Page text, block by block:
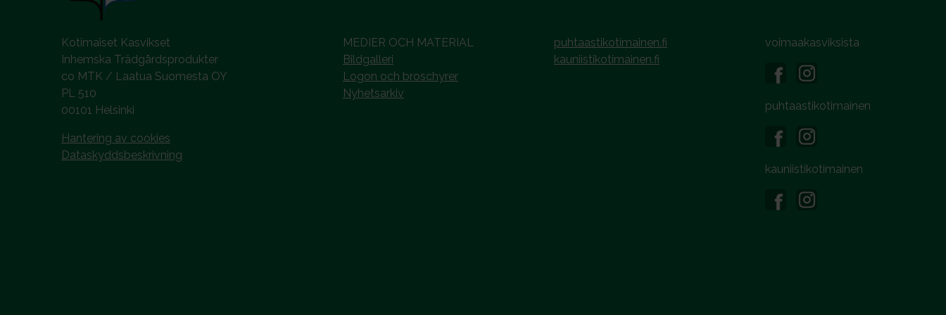
Kotimaiset Kasvikset
Inhemska Trädgårdsprodukter
co MTK / Laatua Suomesta OY
PL 510
00101 Helsinki
Hantering av cookies
Dataskyddsbeskrivning
MEDIER OCH MATERIAL
Bildgalleri
Logon och broschyrer
Nyhetsarkiv
puhtaastikotimainen.fi
kauniistikotimainen.fi
voimaakasviksista
puhtaastikotimainen
kauniistikotimainen